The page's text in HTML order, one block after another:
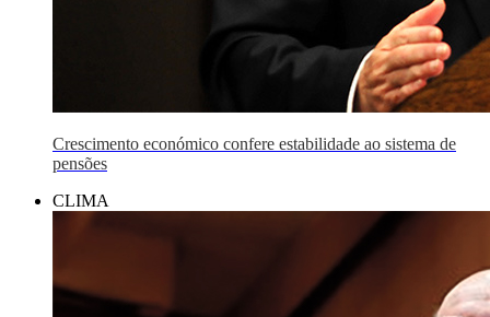
Crescimento económico confere estabilidade ao sistema de
pensões
CLIMA